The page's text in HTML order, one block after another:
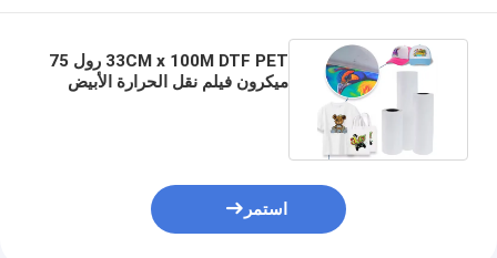
33CM x 100M DTF PET رول 75
ميكرون فيلم نقل الحرارة الأبيض
استمر